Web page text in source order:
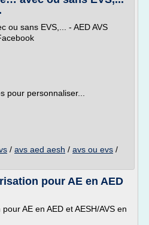
ou sans EVS,... - AED AVS
pour personnaliser...
/ avs aed aesh / avs ou evs /
pour AE en AED
AE en AED et AESH/AVS en